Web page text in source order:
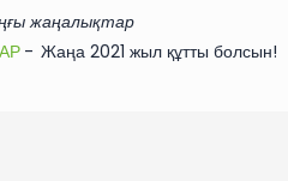
жаңалықтар
Жаңа 2021 жыл құтты болсын!